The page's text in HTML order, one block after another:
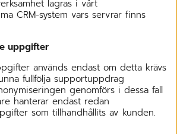
lagras i vårt
CRM-system vars servrar finns
uppgifter
används endast om detta krävs
fullfölja supportuppdrag
genomförs i dessa fall
hanterar endast redan
som tillhandhållits av kunden.